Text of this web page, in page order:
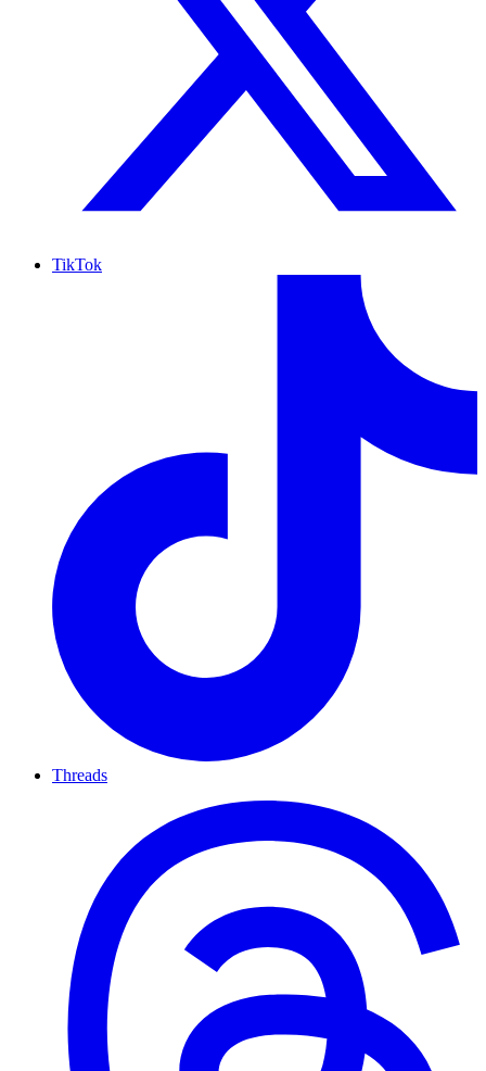
TikTok
Threads